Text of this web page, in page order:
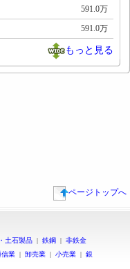
591.0万
591.0万
もっと見る
ページトップへ
土石製品 | 鉄鋼 | 非鉄金
信業 | 卸売業 | 小売業 | 銀